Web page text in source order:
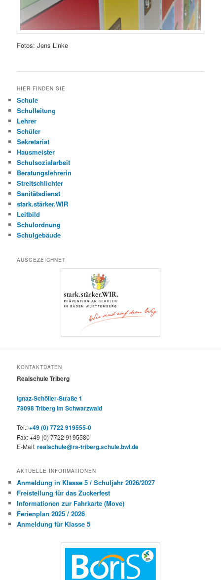
Fotos: Jens Linke
HIER FINDEN SIE
Schule
Schulleitung
Lehrer
Schüler
Sekretariat
Hausmeister
Schulsozialarbeit
Beratungslehrerin
Streitschlichter
Sanitätsdienst
stark.stärker.WIR
Leitbild
Schulordnung
Schulgebäude
AUSGEZEICHNET
KONTAKTDATEN
Realschule Triberg
Ignaz-Schöller-Straße 1
78098 Triberg im Schwarzwald
Tel.:+49 (0) 7722 919555-0
Fax: +49 (0) 7722 9195580
E-Mail:realschule@rs-triberg.schule.bwl.de
AKTUELLE INFORMATIONEN
Anmeldung in Klasse 5 / Schuljahr 2026/2027
Freistellung für das Zuckerfest
Informationen zur Fahrkarte (Move)
Ferienplan 2025 / 2026
Anmeldung für Klasse 5